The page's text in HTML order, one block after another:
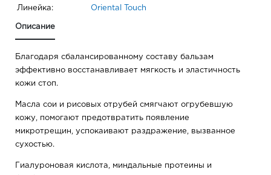
Линейка: Oriental Touch
Описание
Благодаря сбалансированному составу бальзам
эффективно восстанавливает мягкость и эластичность
кожи стоп.
Масла сои и рисовых отрубей смягчают огрубевшую
кожу, помогают предотвратить появление
микротрещин, успокаивают раздражение, вызванное
сухостью.
Гиалуроновая кислота, миндальные протеины и